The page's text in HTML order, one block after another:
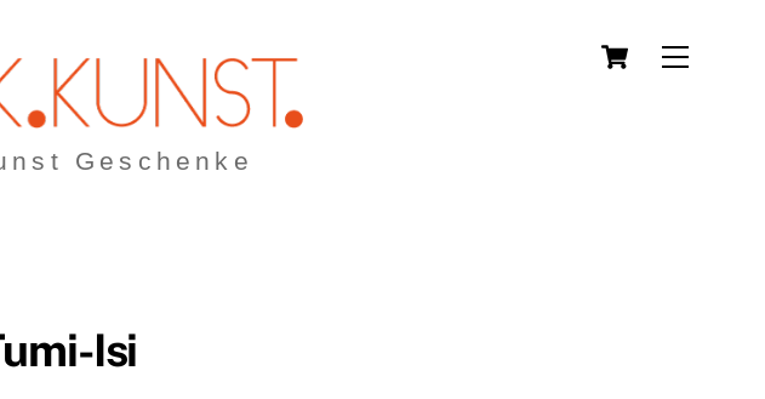
Menu
Cart
Geschenke
Isi